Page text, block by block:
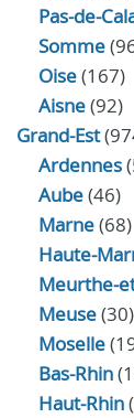
Pas-de-
Somme
Oise(167)
Aisne(92)
Grand-Est
Ardennes
Aube(46)
Marne(68)
Haute-
Meurthe-
Meuse(30)
Moselle
Bas-Rhin
Haut-Rhin